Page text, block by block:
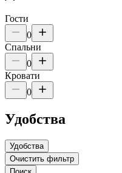
Гости
0
Спальни
0
Кровати
0
Удобства
Удобства
Очистить фильтр